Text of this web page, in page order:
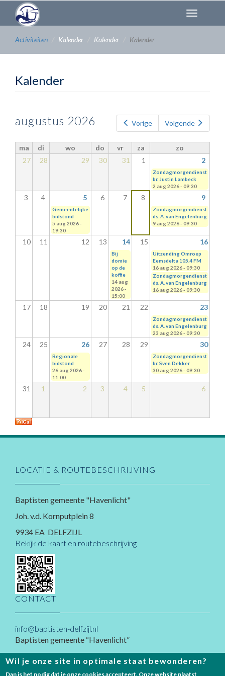
Overslaan
naar
inhoud
gaan
Activiteiten
Kalender Kalender Kalender
Kalender
Vorige Volgende
augustus 2026
ma di wo do vr za
zo
27
28 29 30 31 1 2
Zondagmorgendienst
br. Justin Lambeck
2 aug 2026 - 09:30
3 4 5 6 7 8 9
Gemeentelijke
bidstond
5 aug 2026 -
19:30
Zondagmorgendienst
ds. A. van Engelenburg
9 aug 2026 - 09:30
10 11 12 13 14 15 16
Bij
domie
op de
koffie
14 aug
2026 -
15:00
Uitzending Omroep
Eemsdelta 105.4 FM
16 aug 2026 - 09:30
Zondagmorgendienst
ds. A. van Engelenburg
16 aug 2026 - 09:30
17 18 19 20 21 22 23
Zondagmorgendienst
ds. A. van Engelenburg
23 aug 2026 - 09:30
24 25 26 27 28 29 30
Regionale
bidstond
26 aug 2026 -
11:00
Zondagmorgendienst
br. Sven Dekker
30 aug 2026 - 09:30
31 1 2 3 4 5 6
LOCATIE & ROUTEBESCHRIJVING
Baptisten gemeente "Havenlicht"
Joh. v.d. Kornputplein 8
9934 EA DELFZIJL
Bekijk de kaart en routebeschrijving
CONTACT
info@baptisten-delfzijl.nl
Baptisten gemeente “Havenlicht”
Joh. v.d. Kornputplein 8
9934 EADelfzijl
Wil je onze site in optimale staat bewonderen?
Dan is het nodig dat je onze cookies accepteert. Onze website plaatst